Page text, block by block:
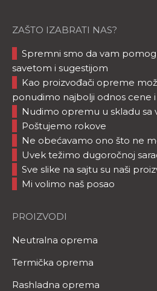
ZAŠTO IZABRATI NAS?
Spremni smo da vam
savetom i sugestijom
Kao proizvođači opreme
ponudimo najbolji odnos cene
Nudimo opremu u skladu sa
Poštujemo rokove
Ne obećavamo ono što ne
Uvek težimo dugoročnoj
Sve slike na sajtu su naši
Mi volimo naš posao
PROIZVODI
Neutralna oprema
Termička oprema
Rashladna oprema